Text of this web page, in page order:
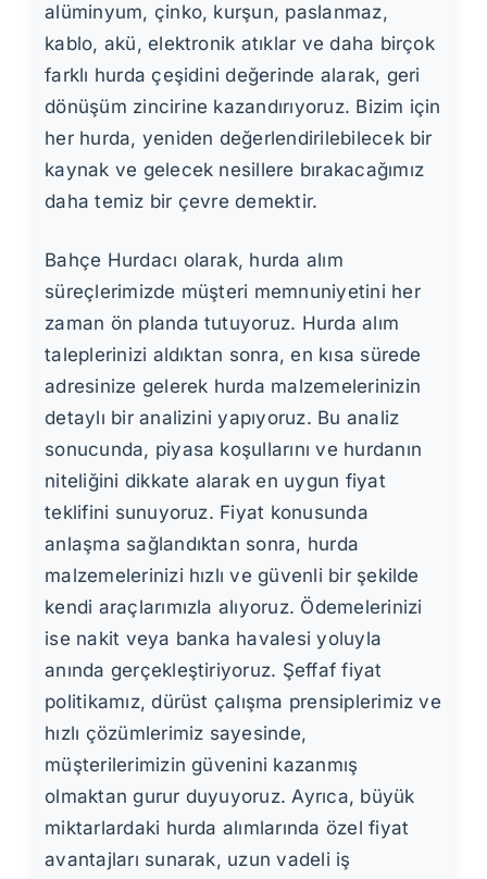
alüminyum, çinko, kurşun, paslanmaz,
kablo, akü, elektronik atıklar ve daha birçok
farklı hurda çeşidini değerinde alarak, geri
dönüşüm zincirine kazandırıyoruz. Bizim için
her hurda, yeniden değerlendirilebilecek bir
kaynak ve gelecek nesillere bırakacağımız
daha temiz bir çevre demektir.
Bahçe Hurdacı olarak, hurda alım
süreçlerimizde müşteri memnuniyetini her
zaman ön planda tutuyoruz. Hurda alım
taleplerinizi aldıktan sonra, en kısa sürede
adresinize gelerek hurda malzemelerinizin
detaylı bir analizini yapıyoruz. Bu analiz
sonucunda, piyasa koşullarını ve hurdanın
niteliğini dikkate alarak en uygun fiyat
teklifini sunuyoruz. Fiyat konusunda
anlaşma sağlandıktan sonra, hurda
malzemelerinizi hızlı ve güvenli bir şekilde
kendi araçlarımızla alıyoruz. Ödemelerinizi
ise nakit veya banka havalesi yoluyla
anında gerçekleştiriyoruz. Şeffaf fiyat
politikamız, dürüst çalışma prensiplerimiz ve
hızlı çözümlerimiz sayesinde,
müşterilerimizin güvenini kazanmış
olmaktan gurur duyuyoruz. Ayrıca, büyük
miktarlardaki hurda alımlarında özel fiyat
avantajları sunarak, uzun vadeli iş